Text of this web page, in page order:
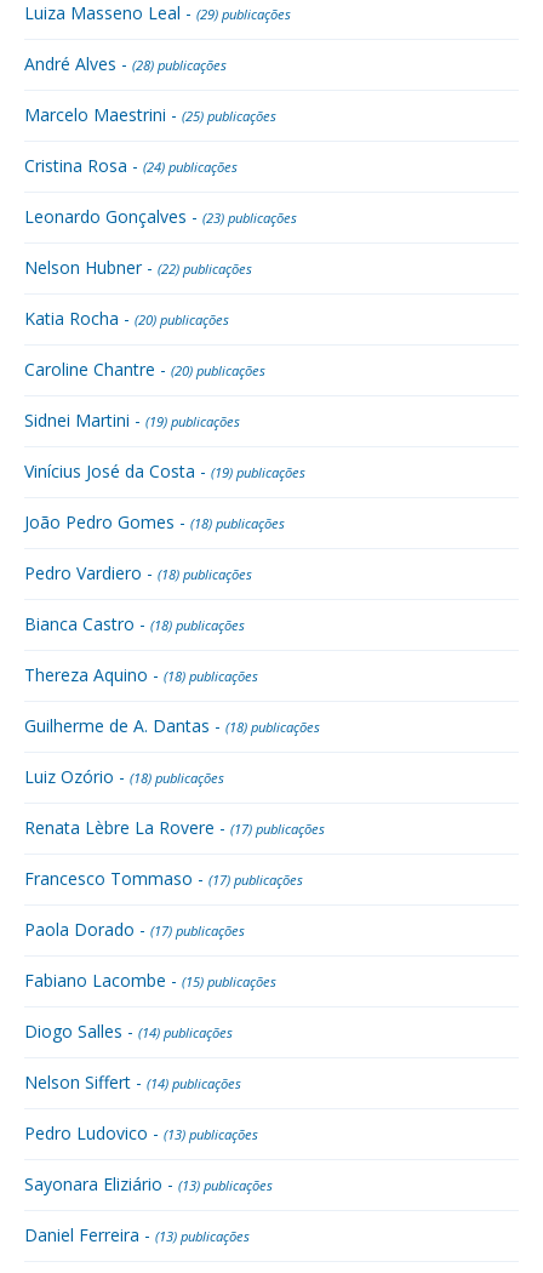
Luiza Masseno Leal - (29) publicações
André Alves - (28) publicações
Marcelo Maestrini - (25) publicações
Cristina Rosa - (24) publicações
Leonardo Gonçalves - (23) publicações
Nelson Hubner - (22) publicações
Katia Rocha - (20) publicações
Caroline Chantre - (20) publicações
Sidnei Martini - (19) publicações
Vinícius José da Costa - (19) publicações
João Pedro Gomes - (18) publicações
Pedro Vardiero - (18) publicações
Bianca Castro - (18) publicações
Thereza Aquino - (18) publicações
Guilherme de A. Dantas - (18) publicações
Luiz Ozório - (18) publicações
Renata Lèbre La Rovere - (17) publicações
Francesco Tommaso - (17) publicações
Paola Dorado - (17) publicações
Fabiano Lacombe - (15) publicações
Diogo Salles - (14) publicações
Nelson Siffert - (14) publicações
Pedro Ludovico - (13) publicações
Sayonara Eliziário - (13) publicações
Daniel Ferreira - (13) publicações